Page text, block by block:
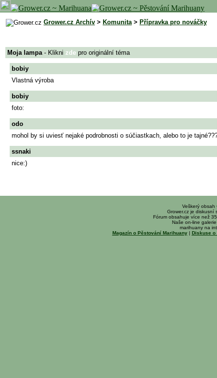
Grower.cz Archív > Komunita> Přípravka pro nováčky
Moja lampa- Klikni zde pro originální téma
bobiy
Vlastná výroba
bobiy
foto:
odo
mohol by si uviesť nejaké podrobnosti o súčiastkach, alebo to je
ssnaki
nice:)
Veškerý obsah
Grower.cz je diskusní
Fórum obsahuje více než
Naše on-line
marihuany na
Magazín o Pěstování Marihuany| Diskuse o